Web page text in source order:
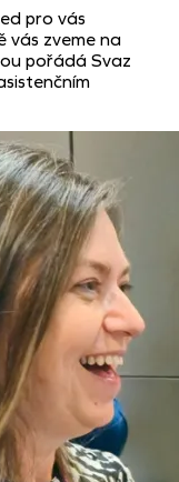
pro vás
vás zveme na
pořádá Svaz